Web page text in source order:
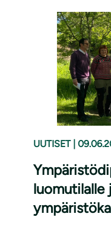
UUTISET
luomutilalle